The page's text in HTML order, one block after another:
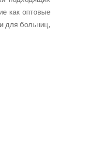
как оптовые
для больниц,